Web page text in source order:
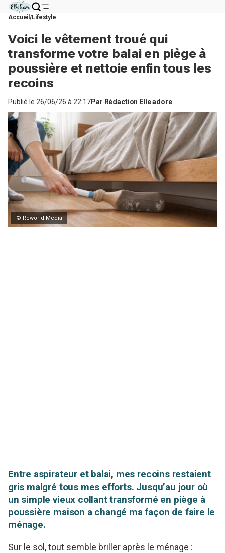
Accueil Lifestyle
Voici le vêtement troué qui
transforme votre balai en piège à
poussière et nettoie enfin tous les
recoins
Publié le 26/06/26 à 22:17Par Rédaction Elle adore
© Reworld Media
Entre aspirateur et balai, mes recoins restaient
gris malgré tous mes efforts. Jusqu’au jour où
un simple vieux collant transformé en piège à
poussière maison a changé ma façon de faire le
ménage.
Sur le sol, tout semble briller après le ménage :